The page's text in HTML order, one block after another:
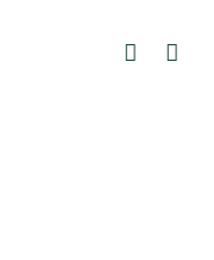
account